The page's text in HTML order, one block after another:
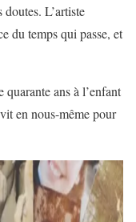
L’artiste
du temps qui passe, et
quarante ans à l’enfant
en nous-même pour